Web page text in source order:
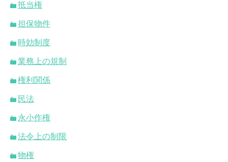
抵当権
担保物件
時効制度
業務上の規制
権利関係
民法
永小作権
法令上の制限
物権